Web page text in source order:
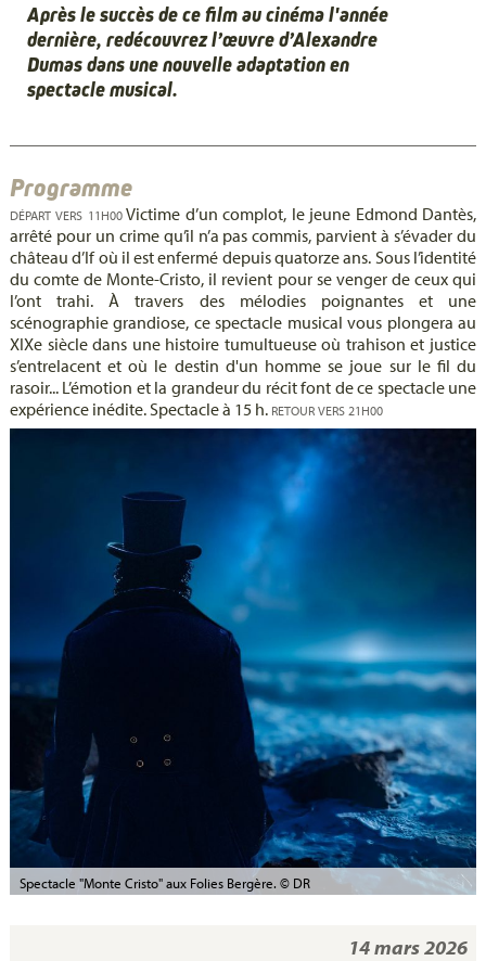
Après le succès de ce film au cinéma l'année
dernière, redécouvrez l’œuvre d’Alexandre
Dumas dans une nouvelle adaptation en
spectacle musical.
Programme
DÉPART VERS 11H00Victime d’un complot, le jeune Edmond Dantès,
arrêté pour un crime qu’il n’a pas commis, parvient à s’évader du
château d’If où il est enfermé depuis quatorze ans. Sous l’identité
du comte de Monte-Cristo, il revient pour se venger de ceux qui
l’ont trahi. À travers des mélodies poignantes et une
scénographie grandiose, ce spectacle musical vous plongera au
XIXe siècle dans une histoire tumultueuse où trahison et justice
s’entrelacent et où le destin d'un homme se joue sur le fil du
rasoir... L’émotion et la grandeur du récit font de ce spectacle une
expérience inédite. Spectacle à 15 h. RETOUR VERS 21H00
Spectacle "Monte Cristo" aux Folies Bergère. © DR
14 mars 2026